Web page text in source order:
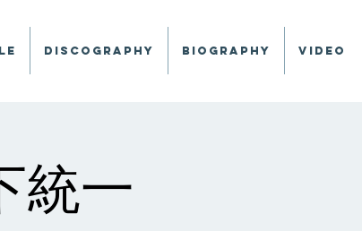
Discography Biography Video
統一